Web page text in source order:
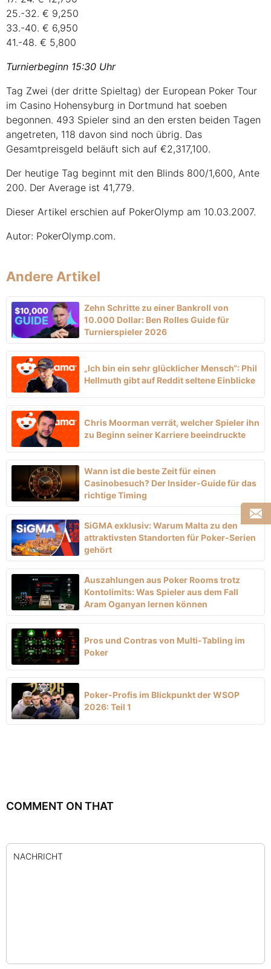
25.-32. € 9,250
33.-40. € 6,950
41.-48. € 5,800
Turnierbeginn 15:30 Uhr
Tag Zwei (der dritte Spieltag) der European Poker Tour
im Casino Hohensyburg in Dortmund hat soeben
begonnen. 493 Spieler sind an den ersten beiden Tagen
angetreten, 118 davon sind noch übrig. Das
Gesamtpreisgeld beläuft sich auf €2,317,100.
Der heutige Tag beginnt mit den Blinds 800/1,600, Ante
200. Der Average ist 41,779.
Dieser Artikel erschien auf PokerOlymp am 10.03.2007.
Autor: PokerOlymp.com.
Andere Artikel
Zehn Schritte zu einer Bankroll von
10.000 Dollar: Ben Rolles Guide für
Turnierspieler 2026
„Ich bin ein sehr glücklicher Mensch“: Phil
Hellmuth gibt auf Reddit seltene Einblicke
Chris Moorman verrät, welcher Spieler ihn
zu Beginn seiner Karriere beeindruckte
Wann ist die beste Zeit für einen
Casinobesuch? Der Insider-Guide für das
richtige Timing
SiGMA exklusiv: Warum Malta zu den
attraktivsten Standorten für Poker-Serien
gehört
Auszahlungen aus Poker Rooms trotz
Kontolimits: Was Spieler aus dem Fall
Aram Oganyan lernen können
Pros und Contras von Multi-Tabling im
Poker
Poker-Profis im Blickpunkt der WSOP
2026: Teil 1
COMMENT ON THAT
NACHRICHT